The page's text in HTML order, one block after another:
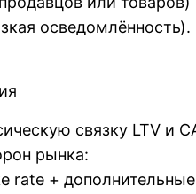
связку LTV и
рынка:
rate + дополнительные